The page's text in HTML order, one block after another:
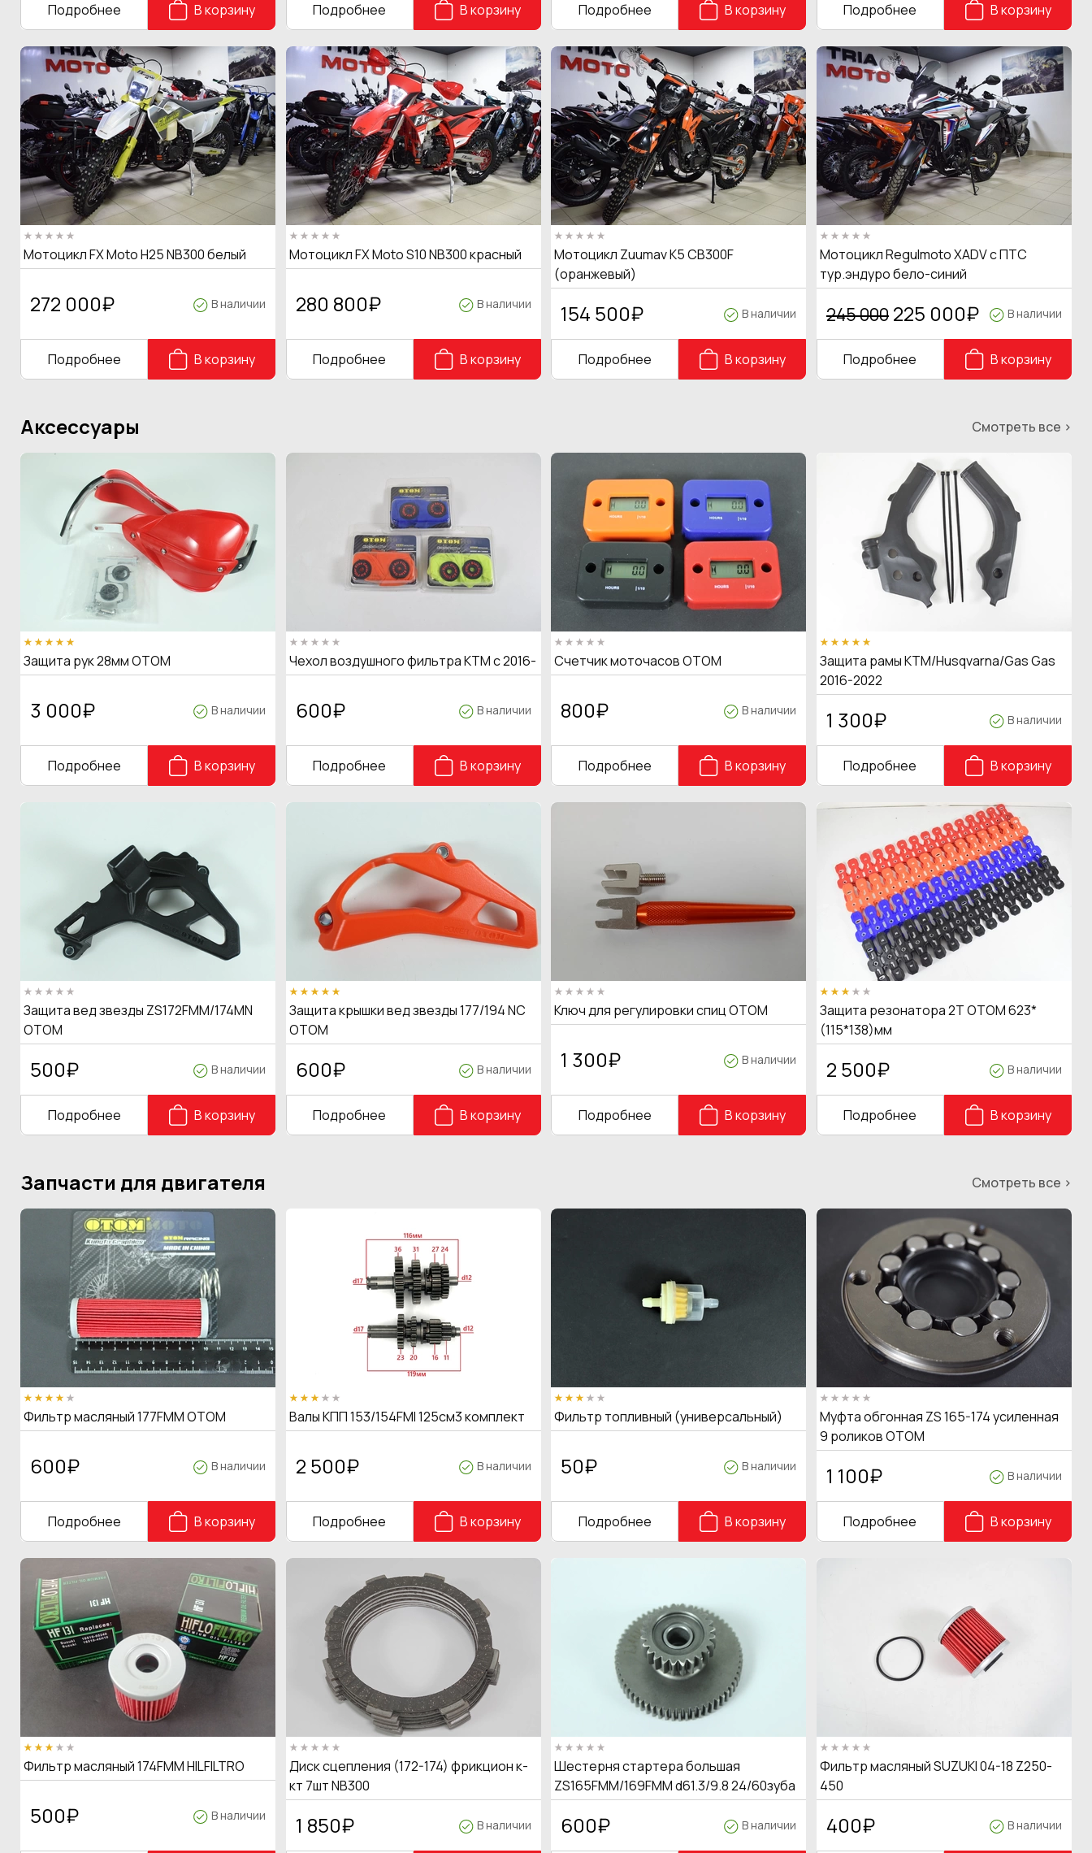
Подробнее В корзину Подробнее В корзину Подробнее В корзину Подробнее В корзину
Мотоцикл FX Moto H25 NB300 белый
272 000₽ В наличии
Подробнее В корзину
Мотоцикл FX Moto S10 NB300 красный
280 800₽ В наличии
Подробнее В корзину
Мотоцикл Zuumav K5 CB300F
(оранжевый)
154 500₽ В наличии
Подробнее В корзину
Мотоцикл Regulmoto XADV с ПТС
тур.эндуро бело-синий
245 000 225 000₽ В наличии
Подробнее В корзину
Аксессуары Смотреть все >
Защита рук 28мм OTOM
3 000₽ В наличии
Подробнее В корзину
Чехол воздушного фильтра KTM с 2016-
600₽ В наличии
Подробнее В корзину
Счетчик моточасов OTOM
800₽ В наличии
Подробнее В корзину
Защита рамы KTM/Husqvarna/Gas Gas
2016-2022
1 300₽ В наличии
Подробнее В корзину
Защита вед звезды ZS172FMM/174MN
OTOM
500₽ В наличии
Подробнее В корзину
Защита крышки вед звезды 177/194 NC
OTOM
600₽ В наличии
Подробнее В корзину
Ключ для регулировки спиц OTOM
1 300₽ В наличии
Подробнее В корзину
Защита резонатора 2Т OTOM 623*
(115*138)мм
2 500₽ В наличии
Подробнее В корзину
Запчасти для двигателя Смотреть все >
Фильтр масляный 177FMM OTOM
600₽ В наличии
Подробнее В корзину
Валы КПП 153/154FMI 125см3 комплект
2 500₽ В наличии
Подробнее В корзину
Фильтр топливный (универсальный)
50₽ В наличии
Подробнее В корзину
Муфта обгонная ZS 165-174 усиленная
9 роликов OTOM
1 100₽ В наличии
Подробнее В корзину
Фильтр масляный 174FMM HILFILTRO
500₽ В наличии
Диск сцепления (172-174) фрикцион к-
кт 7шт NB300
1 850₽ В наличии
Шестерня стартера большая
ZS165FMM/169FMM d61.3/9.8 24/60зуба
600₽ В наличии
Фильтр масляный SUZUKI 04-18 Z250-
450
400₽ В наличии